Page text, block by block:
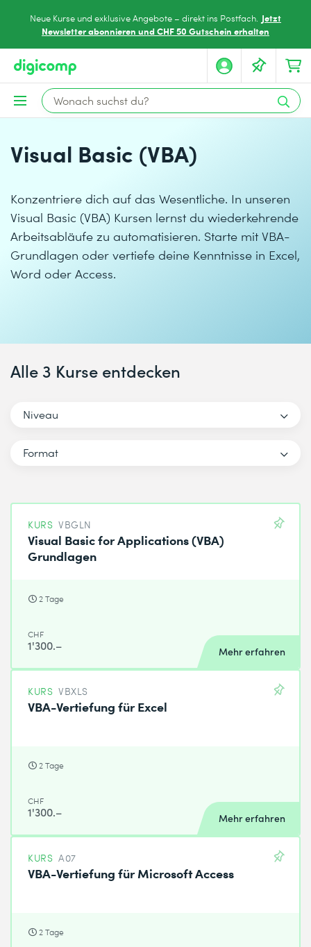
Neue Kurse und exklusive Angebote – direkt ins Postfach. Jetzt
Newsletter abonnieren und CHF 50 Gutschein erhalten
Visual Basic (VBA)
Konzentriere dich auf das Wesentliche. In unseren
Visual Basic (VBA) Kursen lernst du wiederkehrende
Arbeitsabläufe zu automatisieren. Starte mit VBA-
Grundlagen oder vertiefe deine Kenntnisse in Excel,
Word oder Access.
Alle 3 Kurse entdecken
Niveau
Format
KURS VBGLN
Visual Basic for Applications (VBA)
Grundlagen
2 Tage
CHF
1'300.– Mehr erfahren
KURS VBXLS
VBA-Vertiefung für Excel
2 Tage
CHF
1'300.– Mehr erfahren
KURS A07
VBA-Vertiefung für Microsoft Access
2 Tage